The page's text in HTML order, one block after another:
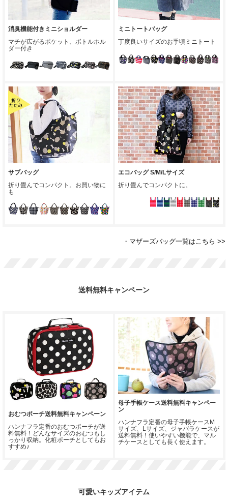
消臭機能付きミニショルダー
マチが広がるポケット、ボトルホル
ダー付き
ミニトートバッグ
丁度良いサイズのお手頃ミニトート
サブバッグ
折り畳んでコンパクト。お買い物に
も
エコバッグ S/M/Lサイズ
折り畳んでコンパクトに。
・ マザーズバッグ一覧はこちら >>
送料無料キャンペーン
おむつポーチ送料無料キャンペーン
ハンナフラ定番のおむつポーチが送
料無料！どんなサイズのおむつもし
っかり収納。化粧ポーチとしてもお
すすめ♪
母子手帳ケース送料無料キャンペー
ン
ハンナフラ定番の母子手帳ケースM
サイズ、Lサイズ、ジャバラケースが
送料無料！使いやすい機能で、マル
チケースとしても長く使えます。
可愛いキッズアイテム